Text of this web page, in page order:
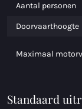
Aantal personen
Doorvaarthoogte
Maximaal
Standaard